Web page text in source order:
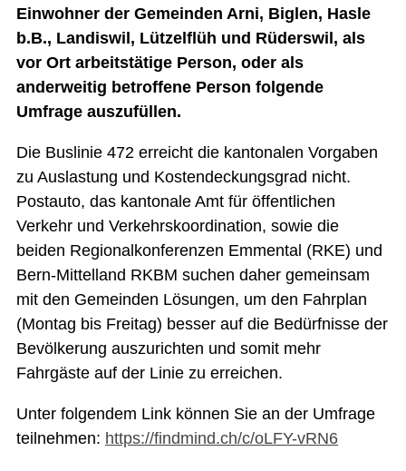
Einwohner der Gemeinden Arni, Biglen, Hasle
b.B., Landiswil, Lützelflüh und Rüderswil, als
vor Ort arbeitstätige Person, oder als
anderweitig betroffene Person folgende
Umfrage auszufüllen.
Die Buslinie 472 erreicht die kantonalen Vorgaben
zu Auslastung und Kostendeckungsgrad nicht.
Postauto, das kantonale Amt für öffentlichen
Verkehr und Verkehrskoordination, sowie die
beiden Regionalkonferenzen Emmental (RKE) und
Bern-Mittelland RKBM suchen daher gemeinsam
mit den Gemeinden Lösungen, um den Fahrplan
(Montag bis Freitag) besser auf die Bedürfnisse der
Bevölkerung auszurichten und somit mehr
Fahrgäste auf der Linie zu erreichen.
Unter folgendem Link können Sie an der Umfrage
teilnehmen: https://findmind.ch/c/oLFY-vRN6